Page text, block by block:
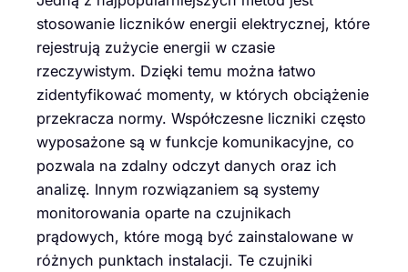
stosowanie liczników energii elektrycznej, które
rejestrują zużycie energii w czasie
rzeczywistym. Dzięki temu można łatwo
zidentyfikować momenty, w których obciążenie
przekracza normy. Współczesne liczniki często
wyposażone są w funkcje komunikacyjne, co
pozwala na zdalny odczyt danych oraz ich
analizę. Innym rozwiązaniem są systemy
monitorowania oparte na czujnikach
prądowych, które mogą być zainstalowane w
różnych punktach instalacji. Te czujniki